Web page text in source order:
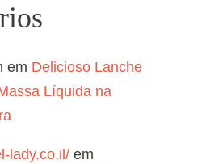
em Delicioso Lanche
Líquida na
lady.co.il/ em